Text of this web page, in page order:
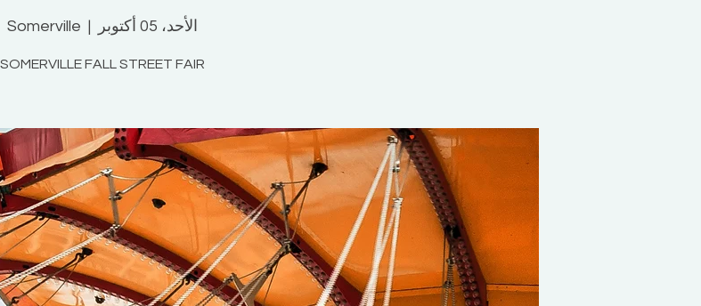
الأحد، 05 أكتوبر
  |
Somerville
SOMERVILLE FALL STREET FAIR